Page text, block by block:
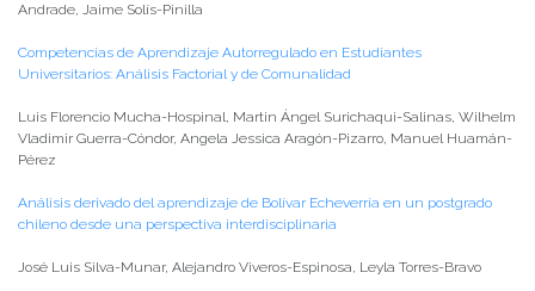
Andrade, Jaime Solís-Pinilla
Competencias de Aprendizaje Autorregulado en Estudiantes
Universitarios: Análisis Factorial y de Comunalidad
Luis Florencio Mucha-Hospinal, Martin Ángel Surichaqui-Salinas, Wilhelm
Vladimir Guerra-Cóndor, Angela Jessica Aragón-Pizarro, Manuel Huamán-
Pérez
Análisis derivado del aprendizaje de Bolívar Echeverría en un postgrado
chileno desde una perspectiva interdisciplinaria
José Luis Silva-Munar, Alejandro Viveros-Espinosa, Leyla Torres-Bravo